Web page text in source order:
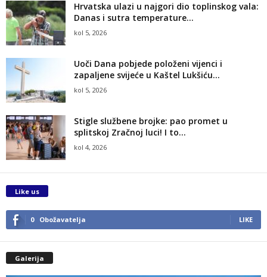
Hrvatska ulazi u najgori dio toplinskog vala:
Danas i sutra temperature...
kol 5, 2026
Uoči Dana pobjede položeni vijenci i
zapaljene svijeće u Kaštel Lukšiću...
kol 5, 2026
Stigle službene brojke: pao promet u
splitskoj Zračnoj luci! I to...
kol 4, 2026
Like us
0 Obožavatelja LIKE
Galerija